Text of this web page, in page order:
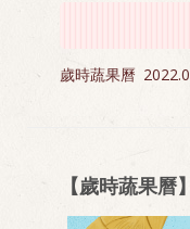
歲時蔬果曆
【歲時蔬果